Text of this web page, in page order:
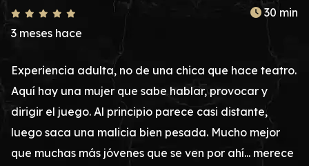
3 meses hace
30 min
Experiencia adulta, no de una chica que hace teatro.
Aquí hay una mujer que sabe hablar, provocar y
dirigir el juego. Al principio parece casi distante,
luego saca una malicia bien pesada. Mucho mejor
que muchas más jóvenes que se ven por ahí... merece